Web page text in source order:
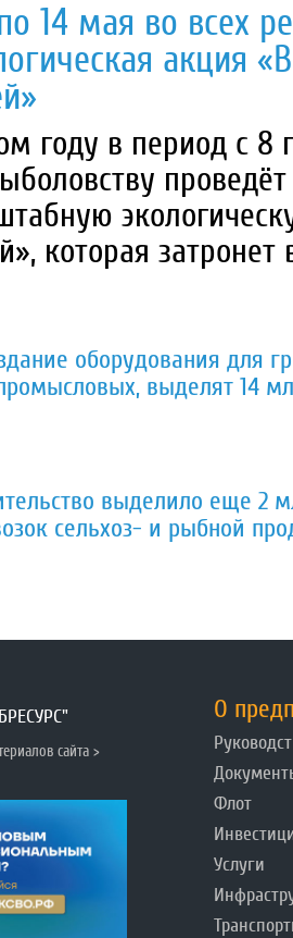
14 мая во всех
акция
году в период с 8
которая
оборудования для
выделят 14
выделило еще 2
сельхоз- и рыбной
сайта >
О
Флот
Услуги